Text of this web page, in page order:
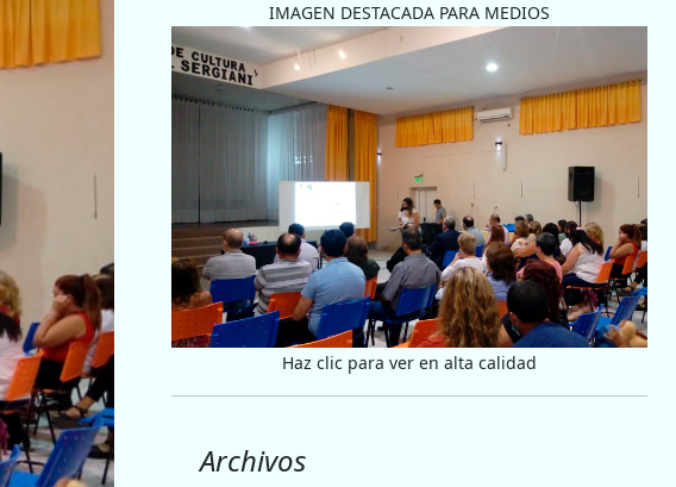
IMAGEN DESTACADA PARA MEDIOS
Haz clic para ver en alta calidad
Archivos